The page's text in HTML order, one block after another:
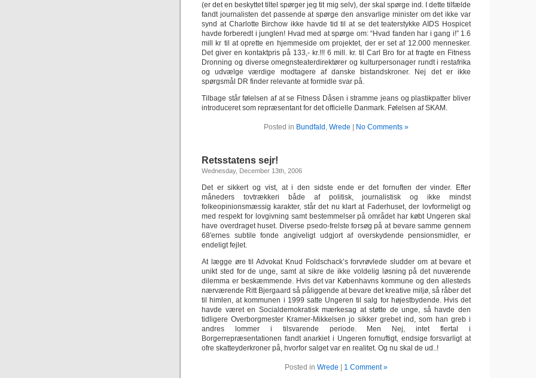
(er det en beskyttet tiltel spørger jeg tit mig selv), der skal spørge ind. I dette tilfælde
fandt journalisten det passende at spørge den ansvarlige minister om det ikke var
synd at Charlotte Birchow ikke havde tid til at se det teaterstykke AIDS Hospicet
havde forberedt i junglen! Hvad med at spørge om: “Hvad fanden har i gang i!” 1.6
mill kr til at oprette en hjemmeside om projektet, der er set af 12.000 mennesker.
Det giver en kontaktpris på 133,- kr.!!! 6 mill. kr. til Carl Bro for at fragte en Fitness
Dronning og diverse omegnsteaterdirektører og kulturpersonager rundt i restafrika
og udvælge værdige modtagere af danske bistandskroner. Nej det er ikke
spørgsmål DR finder relevante at formidle svar på.
Tilbage står følelsen af at se Fitness Dåsen i stramme jeans og plastikpatter bliver
introduceret som repræsentant for det officielle Danmark. Følelsen af SKAM.
Posted in Bundfald , Wrede No Comments »
Retsstatens sejr!
Wednesday, December 13th, 2006
Det er sikkert og vist, at i den sidste ende er det fornuften der vinder. Efter
måneders tovtrækkeri både af politisk, journalistisk og ikke mindst
folkeopinionsmæssig karakter, står det nu klart at Faderhuset, der lovformeligt og
med respekt for lovgivning samt bestemmelser på området har købt Ungeren skal
have overdraget huset. Diverse psedo-frelste forsøg på at bevare samme gennem
68′ernes subtile fonde angiveligt udgjort af overskydende pensionsmidler, er
endeligt fejlet.
At lægge øre til Advokat Knud Foldschack’s forvrøvlede sludder om at bevare et
unikt sted for de unge, samt at sikre de ikke voldelig løsning på det nuværende
dilemma er beskæmmende. Hvis det var Københavns kommune og den allesteds
nærværende Ritt Bjergaard så påliggende at bevare det kreative miljø, så råber det
til himlen, at kommunen i 1999 satte Ungeren til salg for højestbydende. Hvis det
havde været en Socialdemokratisk mærkesag at støtte de unge, så havde den
tidligere Overborgmester Kramer-Mikkelsen jo sikker grebet ind, som han greb i
andres lommer i tilsvarende periode. Men Nej, intet flertal i
Borgerrepræsentationen fandt anarkiet i Ungeren fornuftigt, endsige forsvarligt at
ofre skatteyderkroner på, hvorfor salget var en realitet. Og nu skal de ud..!
Posted in Wrede 1 Comment »